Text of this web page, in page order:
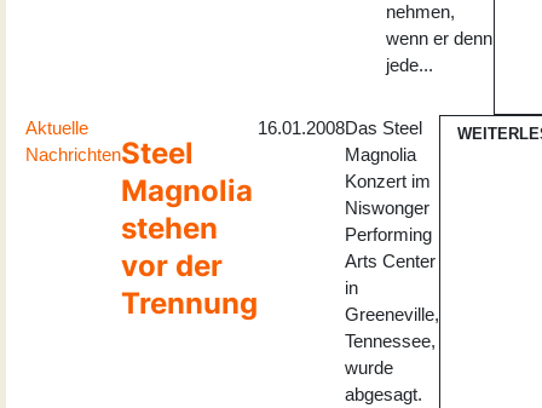
nehmen,
wenn er denn
jede...
Aktuelle
NachrichtenSteel
Magnolia
stehen
vor der
Trennung
16.01.2008Das Steel
Magnolia
Konzert im
Niswonger
Performing
Arts Center
in
Greeneville,
Tennessee,
wurde
abgesagt.